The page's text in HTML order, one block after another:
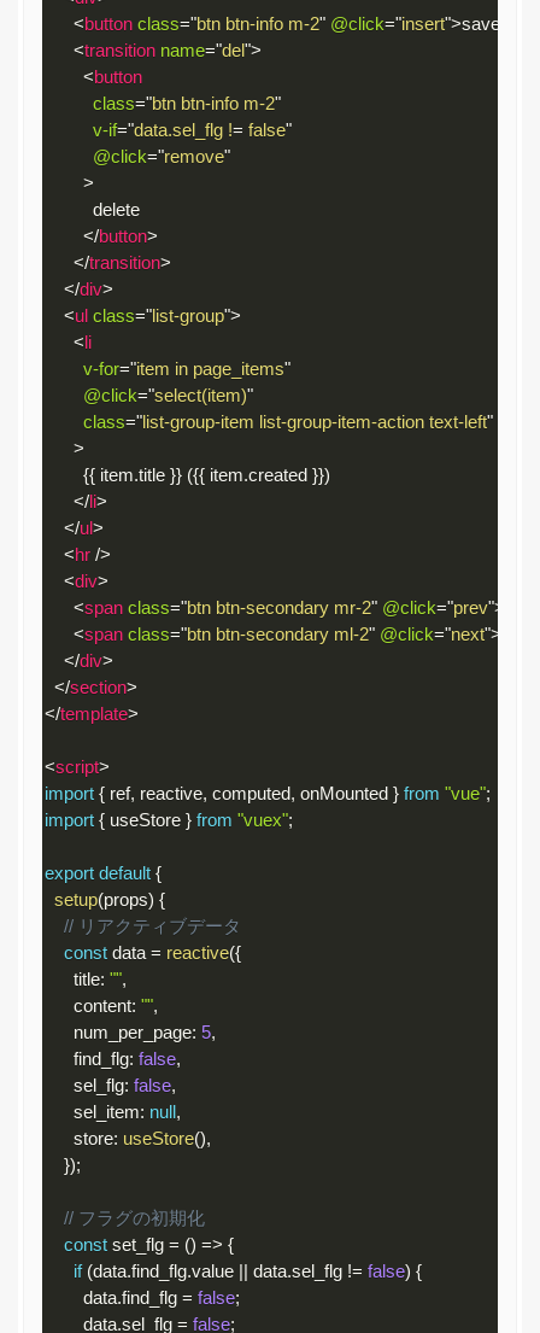
<button class="btn btn-info m-2" @click="insert">save
<transition name="del">
<button
class="btn btn-info m-2"
v-if="data.sel_flg != false"
@click="remove"
>
          delete
</button>
</transition>
</div>
<ul class="list-group">
<li
v-for="item in page_items"
@click="select(item)"
class="list-group-item list-group-item-action text-left"
>
        {{ item.title }} ({{ item.created }})
</li>
</ul>
<hr />
<div>
<span class="btn btn-secondary mr-2" @click="prev">
<span class="btn btn-secondary ml-2" @click="next">
</div>
</section>
</template>
<script>
import { ref, reactive, computed, onMounted } from "vue";
import { useStore } from "vuex";
export default {
setup(props) {
// リアクティブデータ
const data = reactive({
      title
: "",
      content
: "",
      num_per_page
: 5,
      find_flg
: false,
      sel_flg
: false,
      sel_item
: null,
      store
: useStore(),
});
// フラグの初期化
const set_flg = () => {
if (data.find_flg.value || data.sel_flg != false) {
        data
.find_flg = false;
        data
.sel_flg = false;